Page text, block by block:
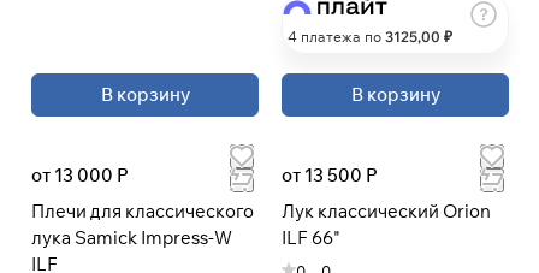
В корзину
4 платежа по 3125,00 ₽
В корзину
от 13 000 Р
Плечи для классического
лука Samick Impress-W
ILF
от 13 500 Р
Лук классический Orion
ILF 66"